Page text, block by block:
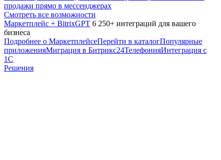
продажи прямо в мессенджерах
Смотреть все возможности
Маркетплейс + BitrixGPT 6 250+ интеграций для вашего
бизнеса
Подробнее о МаркетплейсеПерейти в каталогПопулярные
приложенияМиграция в Битрикс24ТелефонияИнтеграция с
1С
Решения